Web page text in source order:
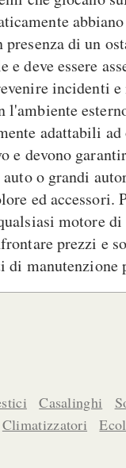
presenza di un
e deve essere
incidenti
l'ambiente
adattabili
e devono
o grandi
ed accessori.
motore
prezzi e
manutenzione
Casalinghi
Climatizzatori